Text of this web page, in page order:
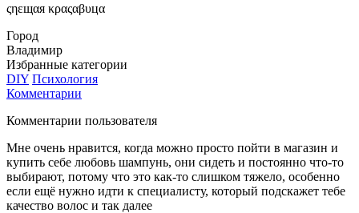
ςηεщαя κραςαβυцα
Город
Владимир
Избранные категории
DIY Психология
Комментарии
Комментарии пользователя
Мне очень нравится, когда можно просто пойти в магазин и
купить себе любовь шампунь, они сидеть и постоянно что-то
выбирают, потому что это как-то слишком тяжело, особенно
если ещё нужно идти к специалисту, который подскажет тебе
качество волос и так далее